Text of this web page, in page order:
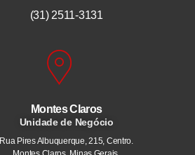
(31) 2511-3131
Montes Claros
Unidade de Negócio
Rua Pires Albuquerque, 215, Centro.